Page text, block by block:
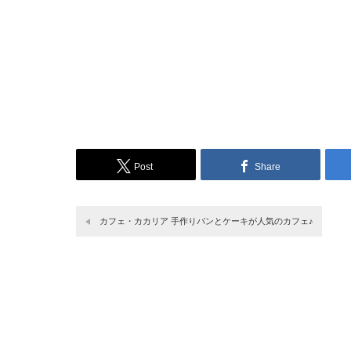
Post Share
カフェ・カカリア 手作りパンとケーキが人気のカフェ♪